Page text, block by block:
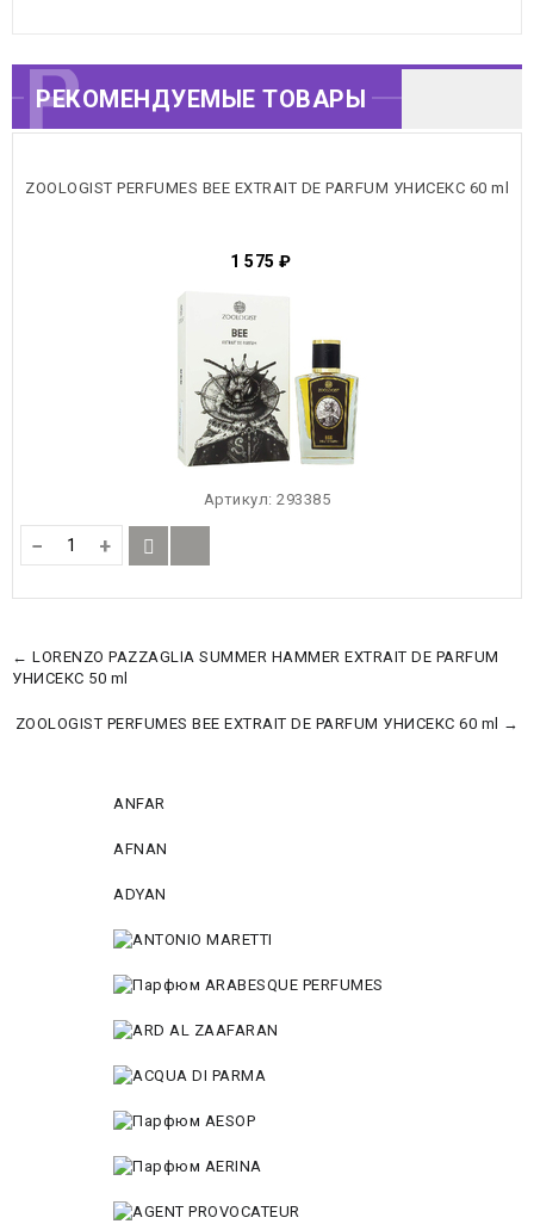
РЕКОМЕНДУЕМЫЕ
ТОВАРЫ
РЕКОМЕНДУЕМЫЕ ТОВАРЫ
ZOOLOGIST PERFUMES BEE EXTRAIT DE PARFUM УНИСЕКС 60 ml
1 575 ₽
Артикул:293385
− +
← LORENZO PAZZAGLIA SUMMER HAMMER EXTRAIT DE PARFUM
УНИСЕКС 50 ml
ZOOLOGIST PERFUMES BEE EXTRAIT DE PARFUM УНИСЕКС 60 ml →
ANFAR
AFNAN
ADYAN